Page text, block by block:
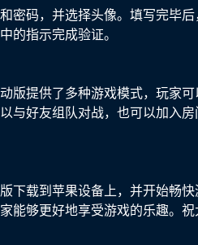
密码，并选择头像。填写完毕
的指示完成验证。
版提供了多种游戏模式，玩家
与好友组队对战，也可以加入
下载到苹果设备上，并开始畅
够更好地享受游戏的乐趣。祝